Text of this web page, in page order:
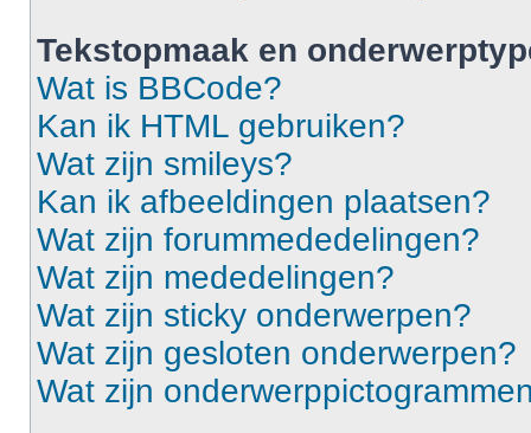
Tekstopmaak en
Wat is BBCode?
Kan ik HTML gebruiken?
Wat zijn smileys?
Kan ik afbeeldingen plaatsen?
Wat zijn forummededelingen?
Wat zijn mededelingen?
Wat zijn sticky onderwerpen?
Wat zijn gesloten onderwerpen?
Wat zijn